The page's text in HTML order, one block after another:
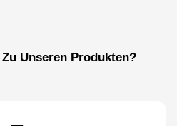
Unseren Produkten?